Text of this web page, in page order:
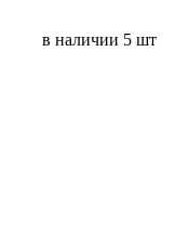
в наличии 5 шт